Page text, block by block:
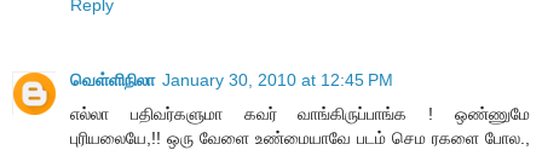
Reply
வெள்ளிநிலா January 30, 2010 at 12:45 PM
எல்லா பதிவர்களுமா கவர் வாங்கிருப்பாங்க ! ஒண்ணுமே
புரியலையே,!! ஒரு வேளை உண்மையாவே படம் செம ரகளை போல.,